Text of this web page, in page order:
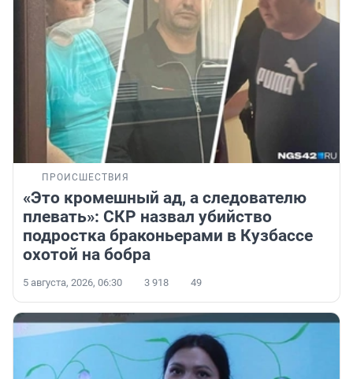
ПРОИСШЕСТВИЯ
«Это кромешный ад, а следователю
плевать»: СКР назвал убийство
подростка браконьерами в Кузбассе
охотой на бобра
5 августа, 2026, 06:30 3 918 49